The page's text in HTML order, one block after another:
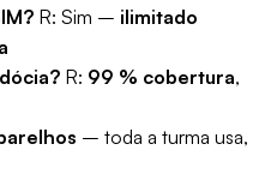
R: Sim – ilimitado
R: 99 % cobertura,
– toda a turma usa,